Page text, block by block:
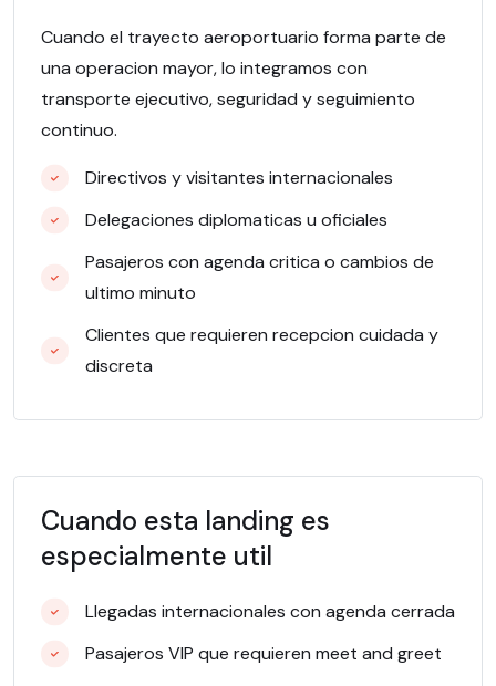
Cuando el trayecto aeroportuario forma parte de
una operacion mayor, lo integramos con
transporte ejecutivo, seguridad y seguimiento
continuo.
Directivos y visitantes internacionales
Delegaciones diplomaticas u oficiales
Pasajeros con agenda critica o cambios de
ultimo minuto
Clientes que requieren recepcion cuidada y
discreta
Cuando esta landing es
especialmente util
Llegadas internacionales con agenda cerrada
Pasajeros VIP que requieren meet and greet